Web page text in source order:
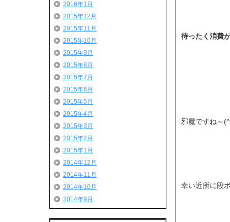
待ったく消費
邪魔ですね～
幸い近所に段
2016年1月
2015年12月
2015年11月
2015年10月
2015年9月
2015年8月
2015年7月
2015年6月
2015年5月
2015年4月
2015年3月
2015年2月
2015年1月
2014年12月
2014年11月
2014年10月
2014年9月